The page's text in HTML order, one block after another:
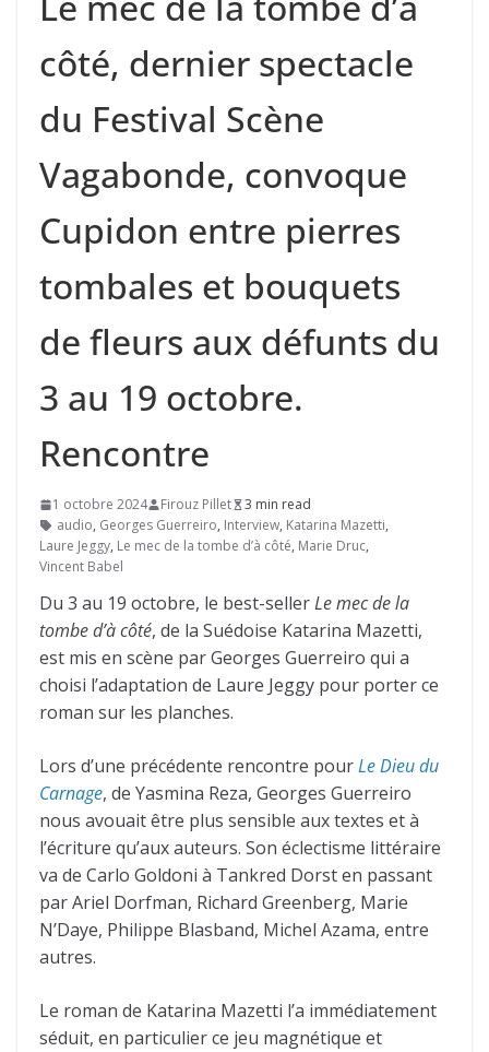
côté, dernier spectacle
du Festival Scène
Vagabonde, convoque
Cupidon entre pierres
tombales et bouquets
de fleurs aux défunts du
3 au 19 octobre.
Rencontre
1 octobre 2024 Firouz Pillet
3 min read
audio, Georges Guerreiro, Interview, Katarina Mazetti,
Laure Jeggy, Le mec de la tombe d’à côté, Marie Druc,
Vincent Babel
Du 3 au 19 octobre, le best-sellerLe mec de la
tombe d’à côté, de la Suédoise Katarina Mazetti,
est mis en scène par Georges Guerreiro qui a
choisi l’adaptation de Laure Jeggy pour porter ce
roman sur les planches.
Lors d’une précédente rencontre pourLe Dieu du
Carnage, de Yasmina Reza, Georges Guerreiro
nous avouait être plus sensible aux textes et à
l’écriture qu’aux auteurs. Son éclectisme littéraire
va de Carlo Goldoni à Tankred Dorst en passant
par Ariel Dorfman, Richard Greenberg, Marie
N’Daye, Philippe Blasband, Michel Azama, entre
autres.
Le roman de Katarina Mazetti l’a immédiatement
séduit, en particulier ce jeu magnétique et